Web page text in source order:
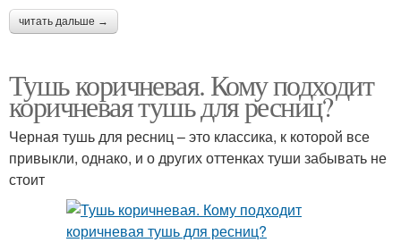
читать дальше →
Тушь коричневая. Кому подходит
коричневая тушь для ресниц?
Черная тушь для ресниц – это классика, к которой все
привыкли, однако, и о других оттенках туши забывать не
стоит